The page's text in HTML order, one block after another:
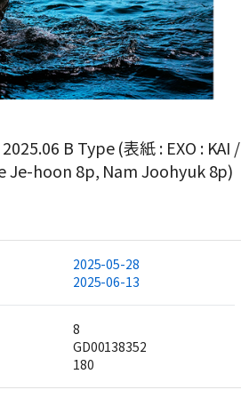
B Type (表紙 : EXO : KAI /
Je-hoon 8p, Nam Joohyuk 8p)
2025-05-28
2025-06-13
8
GD00138352
180